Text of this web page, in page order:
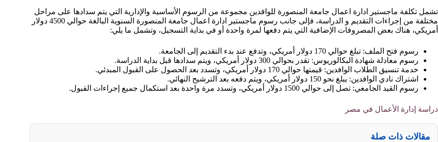
تشمل تكلفة ماجستير ادارة اعمال جامعة المنصورة للوافدين مجموعة من الرسوم الأساسية والإدارية التي يتم سدادها على مراحل
مختلفة من إجراءات التقديم و الدراسة، فإلى جانب رسوم ماجستير ادارة اعمال جامعة المنصورة السنوية البالغة حوالي 4500 دولار
أمريكي، هناك بعض المصروفات الإضافية التي يتم دفعها لمرة واحدة أو في بداية التسجيل، وتشمل ما يلي:
رسوم فتح الملف: تبلغ حوالي 170 دولار أمريكي، وتدفع عند بدء التقديم إلى الجامعة.
رسوم معادلة شهادة البكالوريوس: تقدر بحوالي 300 دولار أمريكي، ويتم سدادها قبل بداية الدراسة.
خدمة تنسيق الطلاب الوافدين: قيمتها حوالي 170 دولار أمريكي، وتسدد بعد الحصول على القبول المبدئي.
اشتراك نادي الوافدين: يبلغ نحو 150 دولار أمريكي، ويتم دفعه بعد الترشيح النهائي.
رسوم القيد الجامعي: تصل إلى حوالي 1500 دولار أمريكي، وتسدد مرة واحدة بعد استكمال جميع إجراءات القبول.
دراسة إدارة الأعمال في مصر
مقالات ذات صلة